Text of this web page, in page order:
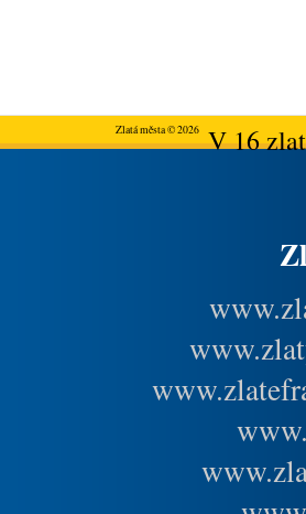
Zlatá města © 2026V 16